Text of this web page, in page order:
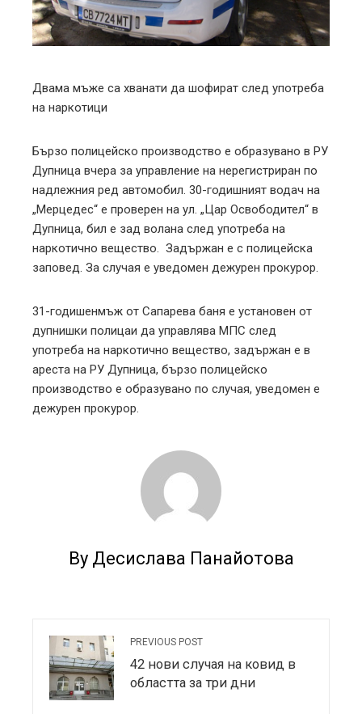
Двама мъже са хванати да шофират след употреба
на наркотици
Бързо полицейско производство е образувано в РУ
Дупница вчера за управление на нерегистриран по
надлежния ред автомобил. 30-годишният водач на
„Мерцедес“ е проверен на ул. „Цар Освободител“ в
Дупница, бил е зад волана след употреба на
наркотично вещество. Задържан е с полицейска
заповед. За случая е уведомен дежурен прокурор.
31-годишенмъж от Сапарева баня е установен от
дупнишки полицаи да управлява МПС след
употреба на наркотично вещество, задържан е в
ареста на РУ Дупница, бързо полицейско
производство е образувано по случая, уведомен е
дежурен прокурор.
By Десислава Панайотова
PREVIOUS POST
42 нови случая на ковид в
областта за три дни